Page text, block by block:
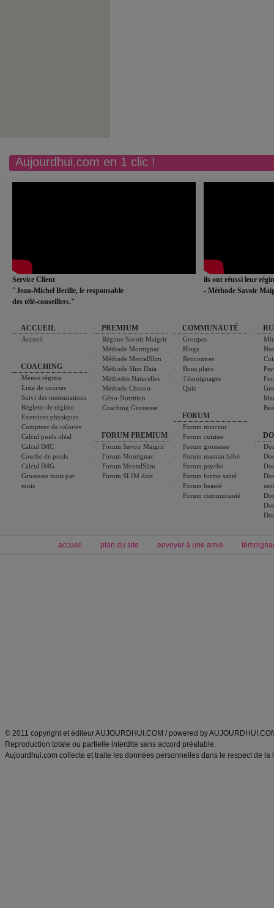
Aujourdhui.com en 1 clic !
Service Client
"Jean-Michel Berille, le responsable
des télé-conseillers."
ils ont réussi leur
- Méthode Savoir
ACCUEIL
Accueil
COACHING
Menus régime
Liste de courses
Suivi des mensurations
Réglette de régime
Exercices physiques
Compteur de calories
Calcul poids idéal
Calcul IMC
Courbe de poids
Calcul IMG
Grossesse mois par
mois
PREMIUM
Régime Savoir Maigrir
Méthode Montignac
Méthode MentalSlim
Méthode Slim Data
Méthodes Naturelles
Méthode Chrono-
Géno-Nutrition
Coaching Grossesse
FORUM PREMIUM
Forum Savoir Maigrir
Forum Montignac
Forum MentalSlim
Forum SLIM data
COMMUNAUTÉ
Groupes
Blogs
Rencontres
Bons plans
Témoignages
Quiz
FORUM
Forum minceur
Forum cuisine
Forum grossesse
Forum maman bébé
Forum psycho
Forum forme santé
Forum beauté
Forum communauté
accueil plan du site envoyer à une amie
© 2011 copyright et éditeur AUJOURDHUI.COM / powered by
Reproduction totale ou partielle interdite sans accord préalable.
Aujourdhui.com collecte et traite les données personnelles dans le respect de